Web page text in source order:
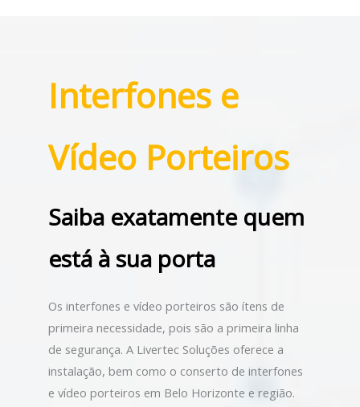
Interfones e
Vídeo Porteiros
Saiba exatamente quem
está à sua porta
Os interfones e vídeo porteiros são ítens de
primeira necessidade, pois são a primeira linha
de segurança. A Livertec Soluções oferece a
instalação, bem como o conserto de interfones
e vídeo porteiros em Belo Horizonte e região.